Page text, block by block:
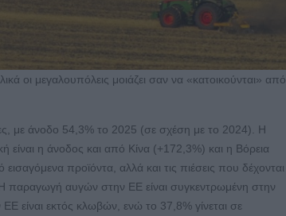
οι μεγαλουπόλεις μοιάζει σαν να «κατοικούνται» από
με άνοδο 54,3% το 2025 (σε σχέση με το 2024). Η
η άνοδος και από Κίνα (+172,3%) και η Βόρεια
προϊόντα, αλλά και τις πιέσεις που δέχονται
Η παραγωγή αυγών στην ΕΕ είναι συγκεντρωμένη στην
είναι εκτός κλωβών, ενώ το 37,8% γίνεται σε